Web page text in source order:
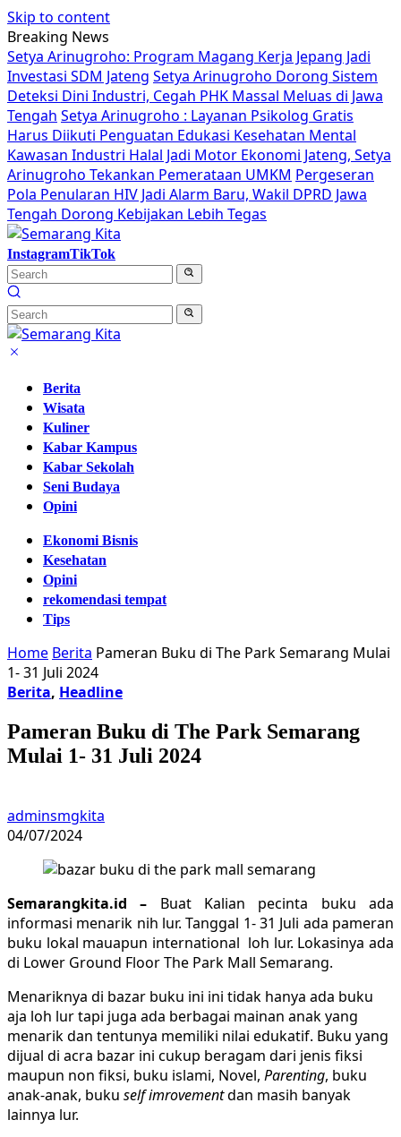
Skip to content
Breaking News
Setya Arinugroho: Program Magang Kerja Jepang Jadi
Investasi SDM Jateng Setya Arinugroho Dorong Sistem
Deteksi Dini Industri, Cegah PHK Massal Meluas di Jawa
Tengah Setya Arinugroho : Layanan Psikolog Gratis
Harus Diikuti Penguatan Edukasi Kesehatan Mental
Kawasan Industri Halal Jadi Motor Ekonomi Jateng, Setya
Arinugroho Tekankan Pemerataan UMKM Pergeseran
Pola Penularan HIV Jadi Alarm Baru, Wakil DPRD Jawa
Tengah Dorong Kebijakan Lebih Tegas
InstagramTikTok
Berita
Wisata
Kuliner
Kabar Kampus
Kabar Sekolah
Seni Budaya
Opini
Ekonomi Bisnis
Kesehatan
Opini
rekomendasi tempat
Tips
Home Berita Pameran Buku di The Park Semarang Mulai
1- 31 Juli 2024
Berita, Headline
Pameran Buku di The Park Semarang
Mulai 1- 31 Juli 2024
adminsmgkita
04/07/2024
Semarangkita.id – Buat Kalian pecinta buku ada
informasi menarik nih lur. Tanggal 1- 31 Juli ada pameran
buku lokal mauapun international loh lur. Lokasinya ada
di Lower Ground Floor The Park Mall Semarang.
Menariknya di bazar buku ini ini tidak hanya ada buku
aja loh lur tapi juga ada berbagai mainan anak yang
menarik dan tentunya memiliki nilai edukatif. Buku yang
dijual di acra bazar ini cukup beragam dari jenis fiksi
maupun non fiksi, buku islami, Novel, Parenting, buku
anak-anak, buku self imrovementdan masih banyak
lainnya lur.